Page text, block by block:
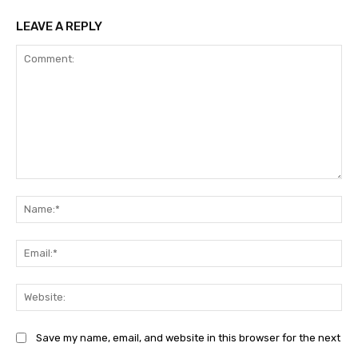
LEAVE A REPLY
Save my name, email, and website in this browser for the next